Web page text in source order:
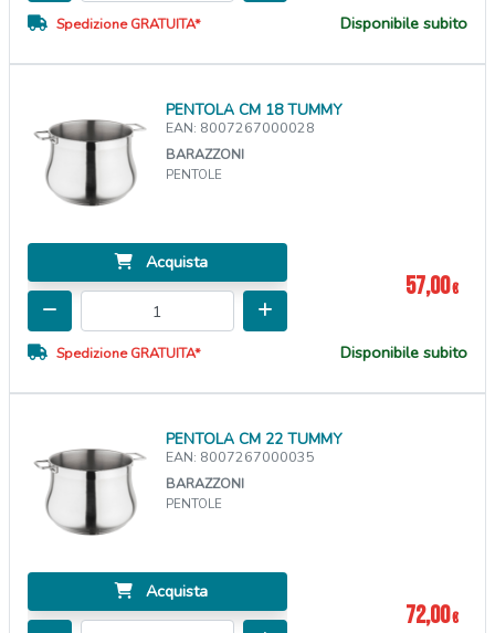
Spedizione GRATUITA* Disponibile subito
PENTOLA CM 18 TUMMY
EAN: 8007267000028
BARAZZONI
PENTOLE
Acquista
57,00€
Spedizione GRATUITA* Disponibile subito
PENTOLA CM 22 TUMMY
EAN: 8007267000035
BARAZZONI
PENTOLE
Acquista
72,00€